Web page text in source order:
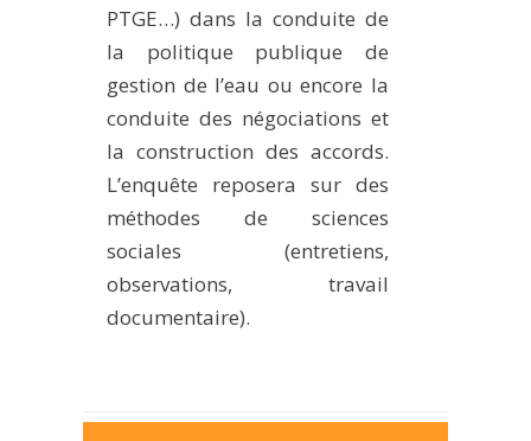
PTGE…) dans la conduite de
la politique publique de
gestion de l’eau ou encore la
conduite des négociations et
la construction des accords.
L’enquête reposera sur des
méthodes de sciences
sociales (entretiens,
observations, travail
documentaire).